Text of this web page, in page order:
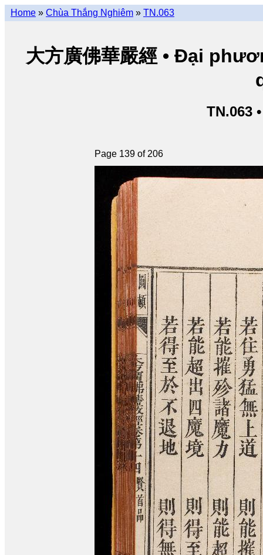
Home » Chùa Thắng Nghiêm » TN.063
大方廣佛華嚴經 • Đại
TN.063
Page 139 of 206